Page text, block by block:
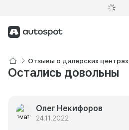
Отзывы о дилерских центрах
Остались довольны
Олег Некифоров
24.11.2022